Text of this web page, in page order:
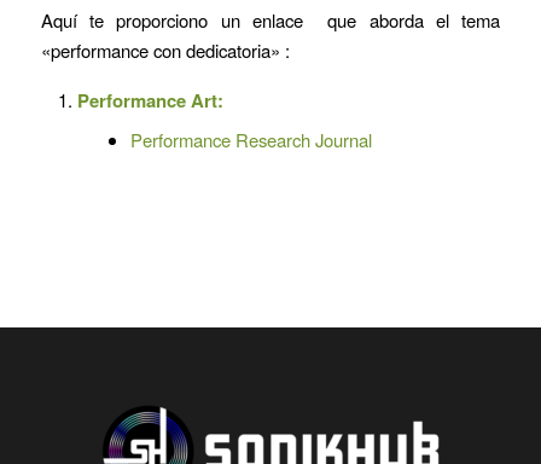
Aquí te proporciono un enlace que aborda el tema
«performance con dedicatoria» :
Performance Art:
Performance Research Journal